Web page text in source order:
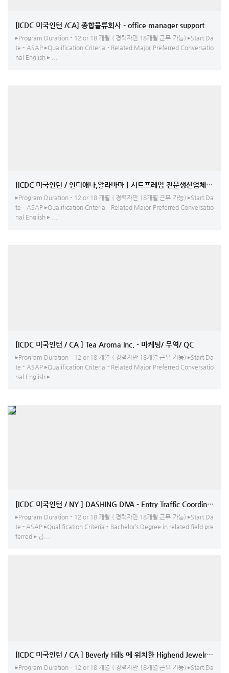
[ICDC 미국인턴 /CA] 종합물류회사 - office manager support
▸Program Duration - 12 or 18 개월 ( 경력자만 18개월 근무 가능) ▸Start Da
te - ASAP ▸Qualification Criteria - Related Major Preferred Conversatio
nal English ▸ ...
[ICDC 미국인턴 / 인디애나,알라바마 ] 시트프레임 전문생산업체 - 생산
▸Program Duration - 12 or 18 개월 ( 경력자만 18개월 근무 가능) ▸Start Da
te - ASAP ▸Qualification Criteria - Related Major Preferred Conversatio
nal English ▸ ...
[ICDC 미국인턴 / CA ] Tea Aroma Inc. - 마케팅/ 무역/ QC
▸Program Duration - 12 or 18 개월 ( 경력자만 18개월 근무 가능) ▸Start Da
te - ASAP ▸Qualification Criteria - Related Major Preferred Conversatio
nal English ▸ ...
[ICDC 미국인턴 / NY ] DASHING DIVA - Entry Traffic Coordinator
▸Program Duration - 12 or 18 개월 ( 경력자만 18개월 근무 가능) ▸Start Da
te - ASAP ▸Qualification Criteria - Bachelor’s Degree in related field pre
ferred ▸ 급...
[ICDC 미국인턴 / CA ] Beverly Hills 에 위치한 Highend Jewelry 업체-
▸Program Duration - 12 or 18 개월 ( 경력자만 18개월 근무 가능) ▸Start Da